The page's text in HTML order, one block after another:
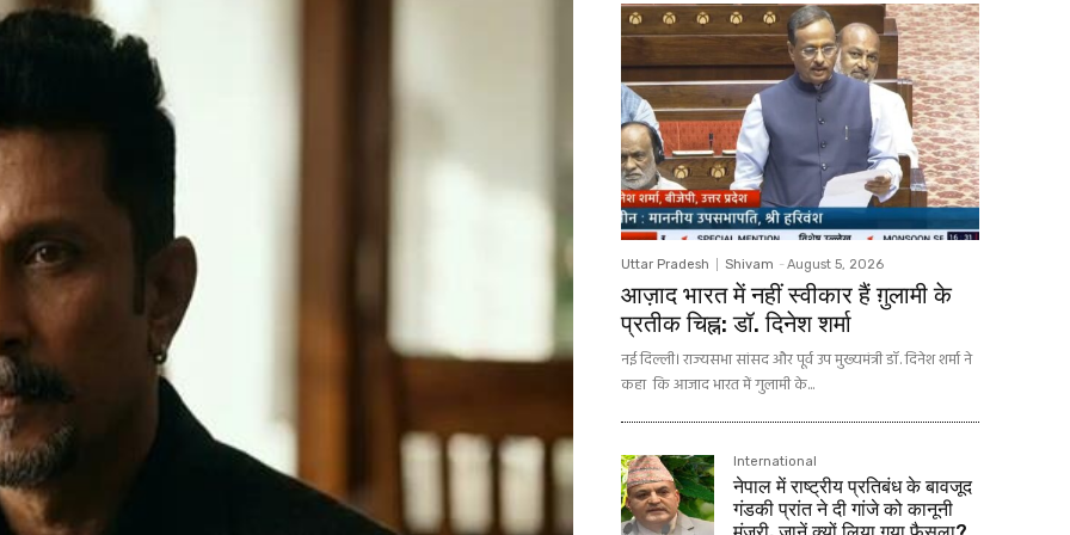
Uttar Pradesh Shivam - August 5, 2026
आज़ाद भारत में नहीं स्वीकार हैं ग़ुलामी के
प्रतीक चिह्न: डॉ. दिनेश शर्मा
नई दिल्ली। राज्यसभा सांसद और पूर्व उप मुख्यमंत्री डॉ. दिनेश शर्मा ने
कहा कि आजाद भारत में गुलामी के...
International
नेपाल में राष्ट्रीय प्रतिबंध के बावजूद
गंडकी प्रांत ने दी गांजे को कानूनी